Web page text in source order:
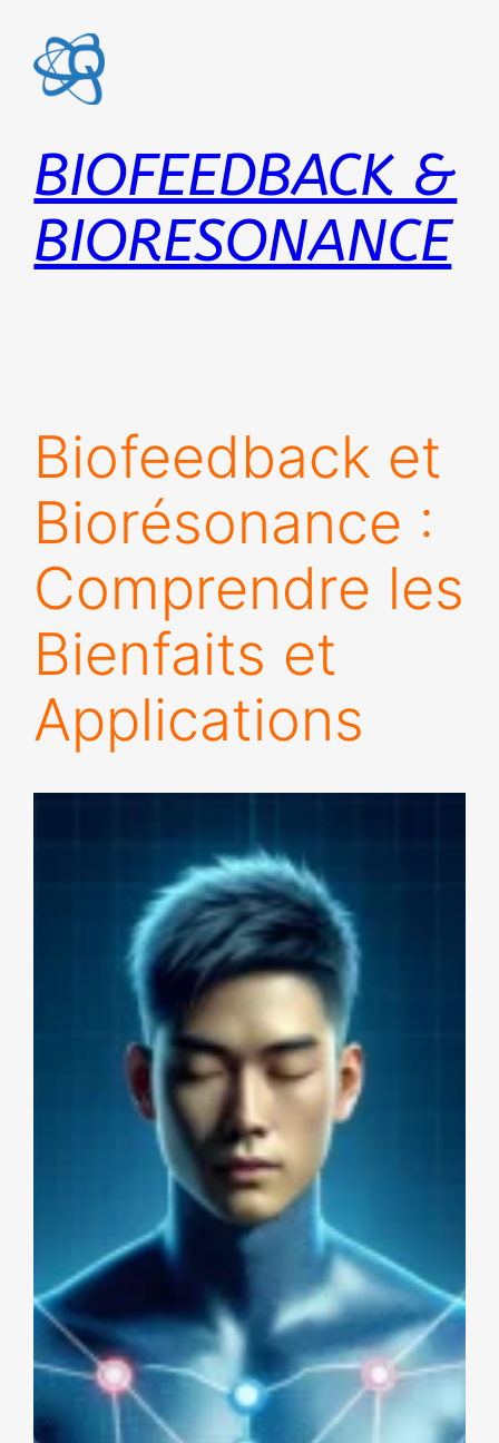
contenu
BIOFEEDBACK &
BIORESONANCE
Biofeedback et
Biorésonance :
Comprendre les
Bienfaits et
Applications